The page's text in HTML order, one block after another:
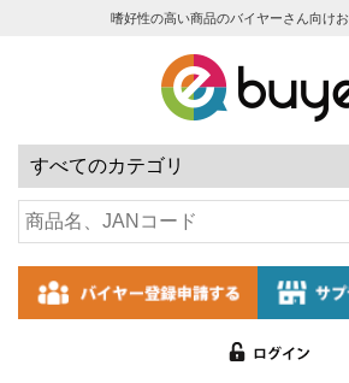
嗜好性の高い商品のバイヤーさん向け